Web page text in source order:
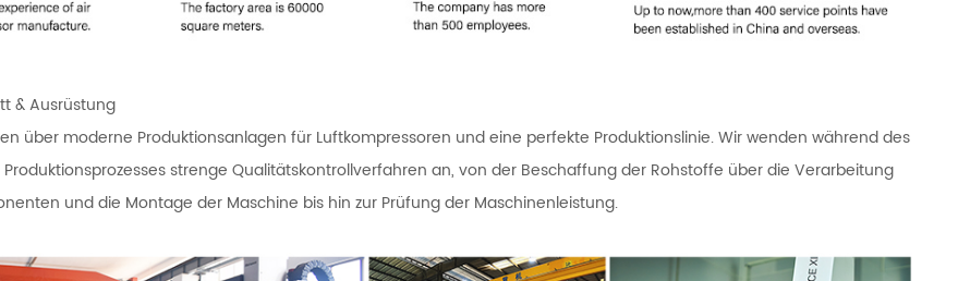
& Ausrüstung
über moderne Produktionsanlagen für Luftkompressoren und eine perfekte Produktionslinie. Wir wenden während des
strenge Qualitätskontrollverfahren an, von der Beschaffung der Rohstoffe über die Verarbeitung
und die Montage der Maschine bis hin zur Prüfung der Maschinenleistung.